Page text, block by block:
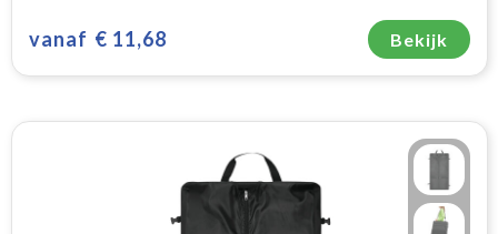
vanaf € 11,68 Bekijk